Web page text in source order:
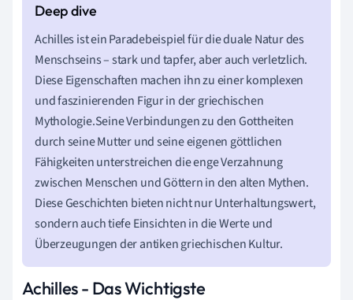
Achilles ist ein Paradebeispiel für die duale Natur des
Menschseins – stark und tapfer, aber auch verletzlich.
Diese Eigenschaften machen ihn zu einer komplexen
und faszinierenden Figur in der griechischen
Mythologie.Seine Verbindungen zu den Gottheiten
durch seine Mutter und seine eigenen göttlichen
Fähigkeiten unterstreichen die enge Verzahnung
zwischen Menschen und Göttern in den alten Mythen.
Diese Geschichten bieten nicht nur Unterhaltungswert,
sondern auch tiefe Einsichten in die Werte und
Überzeugungen der antiken griechischen Kultur.
Achilles - Das Wichtigste